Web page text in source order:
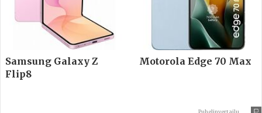
Samsung Galaxy Z
Flip8
Motorola Edge 70 Max
Puhelinvertailu